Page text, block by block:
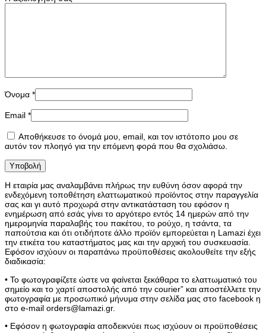
Όνομα *
Email *
Αποθήκευσε το όνομά μου, email, και τον ιστότοπο μου σε
αυτόν τον πλοηγό για την επόμενη φορά που θα σχολιάσω.
Η εταιρία μας αναλαμβάνει πλήρως την ευθύνη όσον αφορά την
ενδεχόμενη τοποθέτηση ελαττωματικού προϊόντος στην παραγγελία
σας και γι αυτό προχωρά στην αντικατάσταση του εφόσον η
ενημέρωση από εσάς γίνει το αργότερο εντός 14 ημερών από την
ημερομηνία παραλαβής του πακέτου, το ρούχο, η τσάντα, τα
παπούτσια και ότι οτιδήποτε άλλο προϊόν εμπορεύεται η Lamazi έχει
την ετικέτα του καταστήματος μας και την αρχική του συσκευασία.
Εφόσον ισχύουν οι παραπάνω προϋποθέσεις ακολουθείτε την εξής
διαδικασία:
• Το φωτογραφίζετε ώστε να φαίνεται ξεκάθαρα το ελαττωματικό του
σημείο και το χαρτί αποστολής από την courier” και αποστέλλετε την
φωτογραφία με προσωπικό μήνυμα στην σελίδα μας στο facebook η
στο e-mail orders@lamazi.gr.
• Εφόσον η φωτογραφία αποδεικνύει πως ισχύουν οι προϋποθέσεις